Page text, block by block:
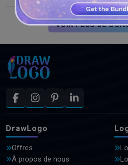
VOIR PLUS DE
DrawLogo
Offres
À propos de nous